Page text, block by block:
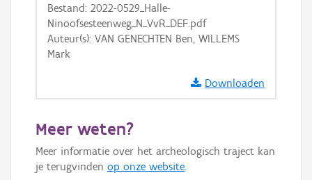
GRB-Basiskaart in grijswaarden
Bestand: 2022-0529_Halle-
Ninoofsesteenweg_N_VvR_DEF.pdf
Auteur(s): VAN GENECHTEN Ben, WILLEMS
Mark
Downloaden
Meer weten?
Meer informatie over het archeologisch traject kan
je terugvinden op onze website.